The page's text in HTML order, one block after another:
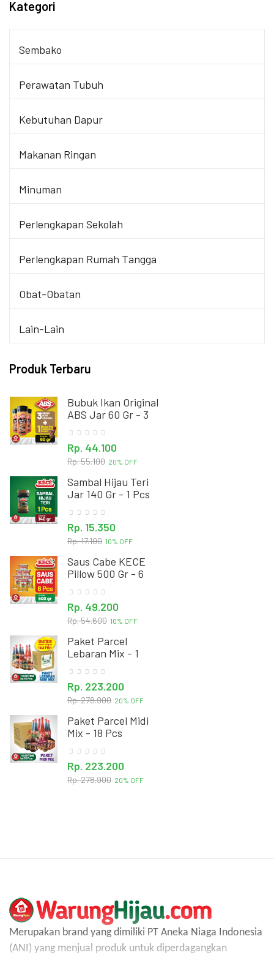
Kategori
Sembako
Perawatan Tubuh
Kebutuhan Dapur
Makanan Ringan
Minuman
Perlengkapan Sekolah
Perlengkapan Rumah Tangga
Obat-Obatan
Lain-Lain
Produk Terbaru
Bubuk Ikan Original
ABS Jar 60 Gr - 3
Bubuk Pedas
Rp. 44.100
Rp. 55.100 20% OFF
Sambal Hijau Teri
Jar 140 Gr - 1 Pcs
Rp. 15.350
Rp. 17.100 10% OFF
Saus Cabe KECE
Pillow 500 Gr - 6
Rp. 49.200
Rp. 54.600 10% OFF
Paket Parcel
Lebaran Mix - 1
GRATIS !! Sticker
Ucapan Idul Fitri
Rp. 223.200
Rp. 278.900 20% OFF
Paket Parcel Midi
Mix - 18 Pcs
Rp. 223.200
Rp. 278.900 20% OFF
Merupakan brand yang dimiliki PT Aneka Niaga Indonesia
(ANI) yang menjual produk untuk diperdagangkan